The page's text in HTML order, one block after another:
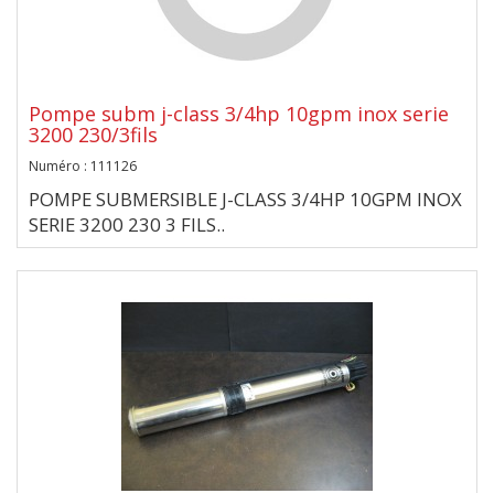
Pompe subm j-class 3/4hp 10gpm inox serie
3200 230/3fils
Numéro : 111126
POMPE SUBMERSIBLE J-CLASS 3/4HP 10GPM INOX
SERIE 3200 230 3 FILS..